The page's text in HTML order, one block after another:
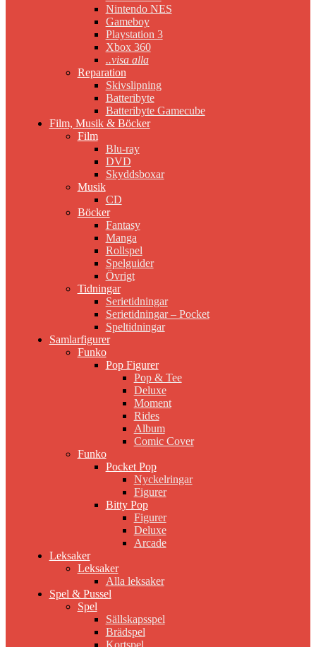
Nintendo NES
Gameboy
Playstation 3
Xbox 360
..visa alla
Reparation
Skivslipning
Batteribyte
Batteribyte Gamecube
Film, Musik & Böcker
Film
Blu-ray
DVD
Skyddsboxar
Musik
CD
Böcker
Fantasy
Manga
Rollspel
Spelguider
Övrigt
Tidningar
Serietidningar
Serietidningar – Pocket
Speltidningar
Samlarfigurer
Funko
Pop Figurer
Pop & Tee
Deluxe
Moment
Rides
Album
Comic Cover
Funko
Pocket Pop
Nyckelringar
Figurer
Bitty Pop
Figurer
Deluxe
Arcade
Leksaker
Leksaker
Alla leksaker
Spel & Pussel
Spel
Sällskapsspel
Brädspel